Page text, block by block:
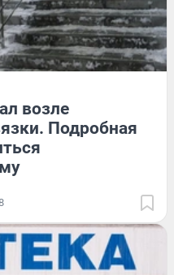
возле
Подробная